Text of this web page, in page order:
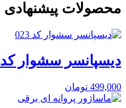
محصولات پیشنهادی
دیسپانسر سشوار کد 023
499,000 تومان